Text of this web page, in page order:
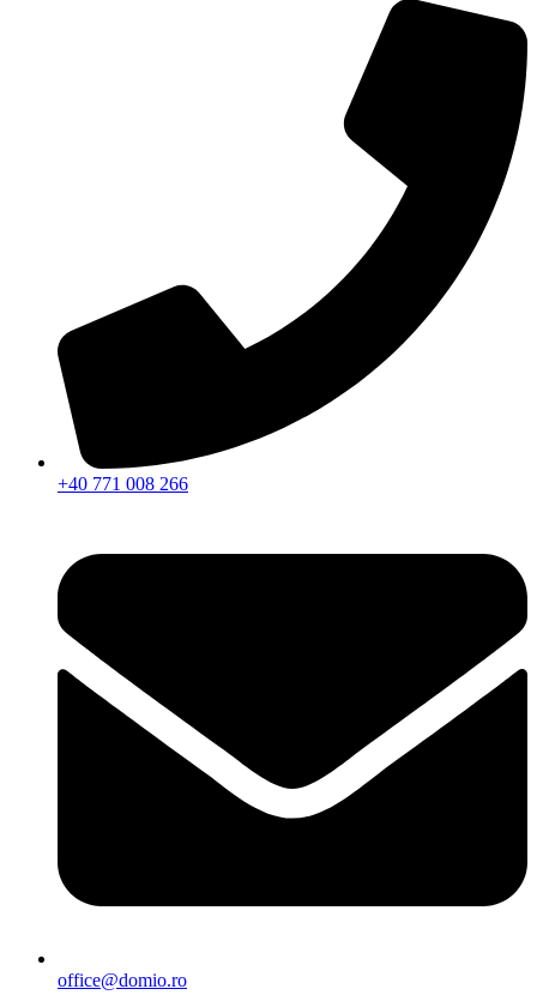
+40 771 008 266
office@domio.ro